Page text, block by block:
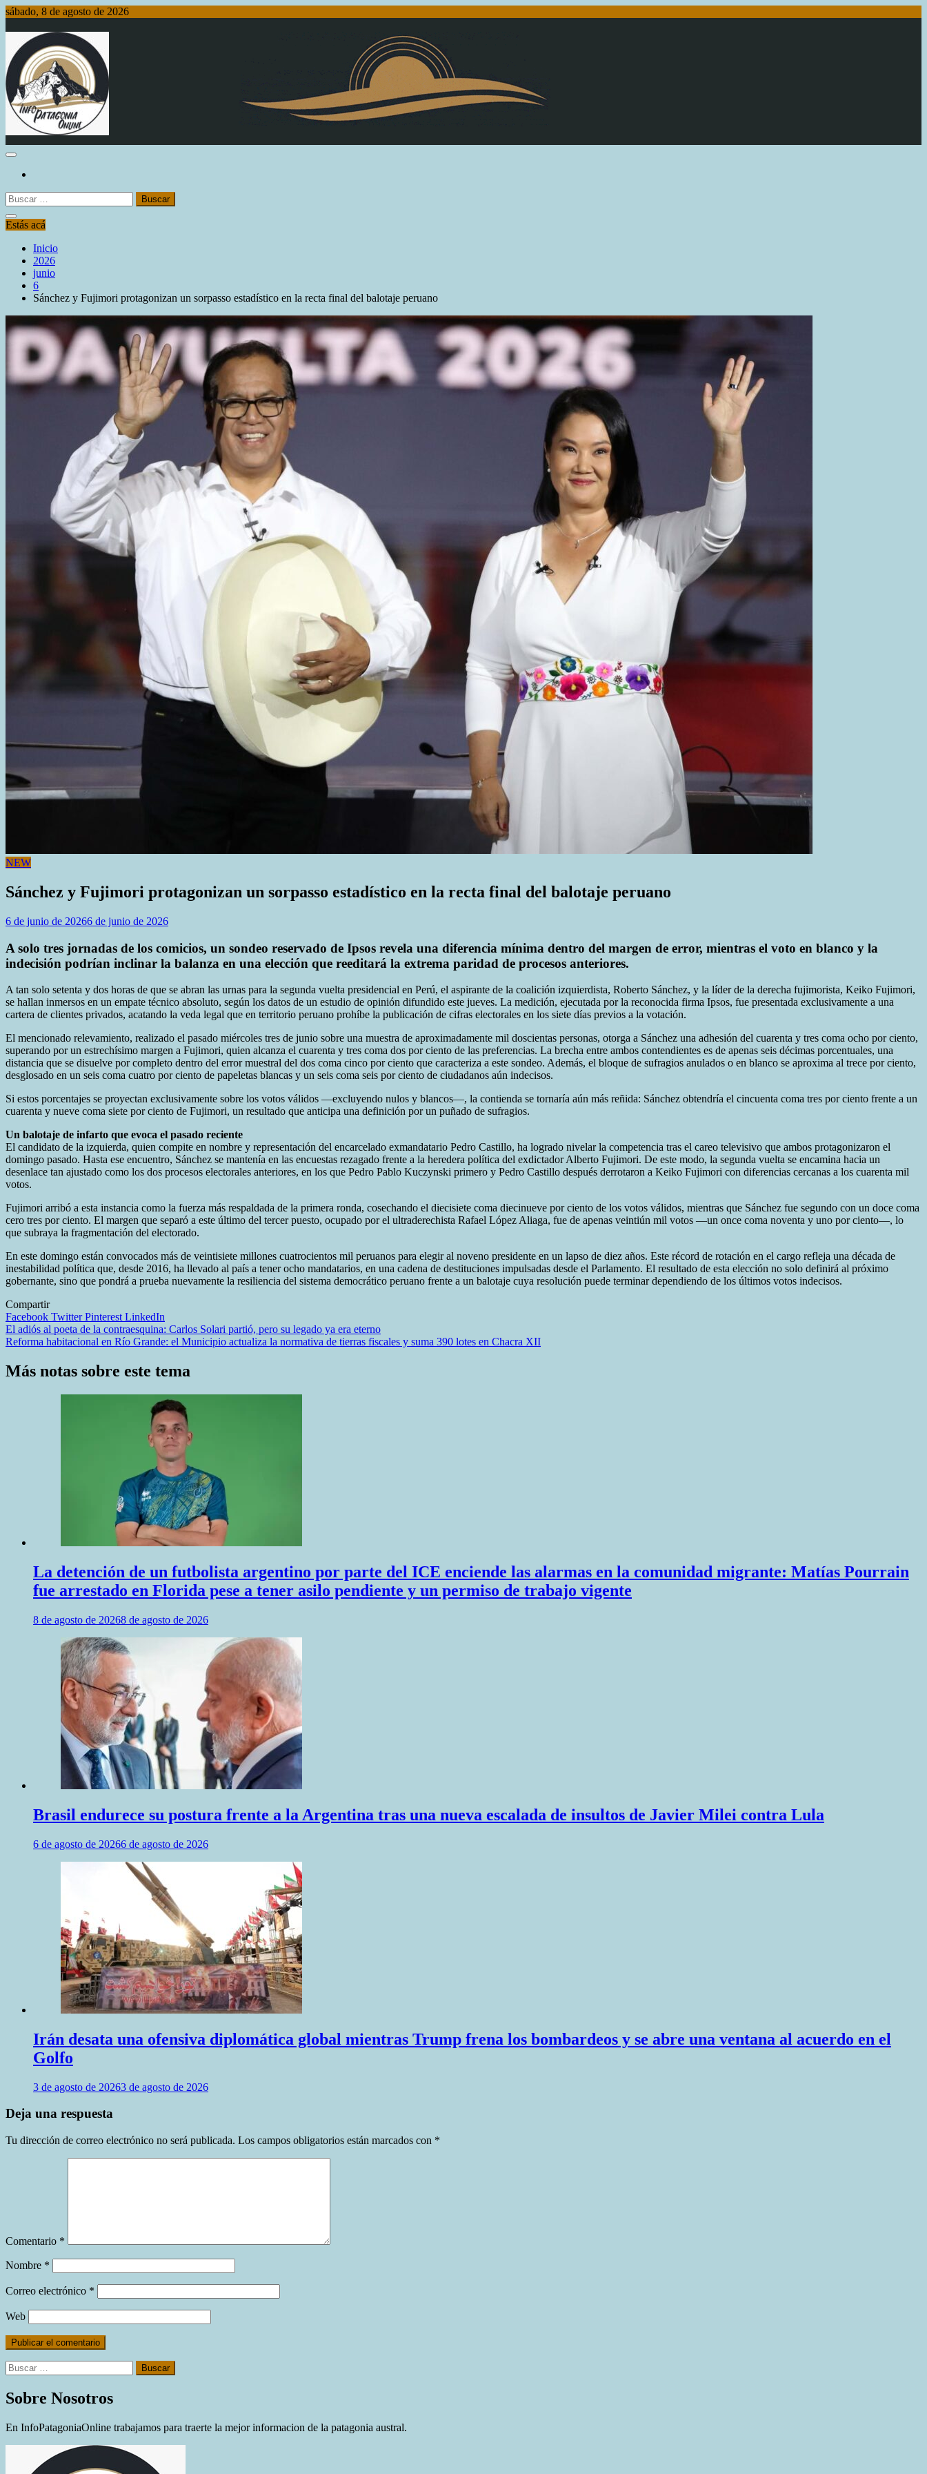
Saltar
contenido
sábado, 8 de agosto de 2026
Info Patagonia Online
Buscar:
Estás acá
Inicio
2026
junio
6
Sánchez y Fujimori protagonizan un sorpasso estadístico en la recta final del balotaje peruano
NEW
Sánchez y Fujimori protagonizan un sorpasso estadístico en la recta final del balotaje peruano
6 de junio de 20266 de junio de 2026
A solo tres jornadas de los comicios, un sondeo reservado de Ipsos revela una diferencia mínima dentro del margen de error, mientras el voto en blanco y la
indecisión podrían inclinar la balanza en una elección que reeditará la extrema paridad de procesos anteriores.
A tan solo setenta y dos horas de que se abran las urnas para la segunda vuelta presidencial en Perú, el aspirante de la coalición izquierdista, Roberto Sánchez, y la líder de la derecha fujimorista, Keiko Fujimori,
se hallan inmersos en un empate técnico absoluto, según los datos de un estudio de opinión difundido este jueves. La medición, ejecutada por la reconocida firma Ipsos, fue presentada exclusivamente a una
cartera de clientes privados, acatando la veda legal que en territorio peruano prohíbe la publicación de cifras electorales en los siete días previos a la votación.
El mencionado relevamiento, realizado el pasado miércoles tres de junio sobre una muestra de aproximadamente mil doscientas personas, otorga a Sánchez una adhesión del cuarenta y tres coma ocho por ciento,
superando por un estrechísimo margen a Fujimori, quien alcanza el cuarenta y tres coma dos por ciento de las preferencias. La brecha entre ambos contendientes es de apenas seis décimas porcentuales, una
distancia que se disuelve por completo dentro del error muestral del dos coma cinco por ciento que caracteriza a este sondeo. Además, el bloque de sufragios anulados o en blanco se aproxima al trece por ciento,
desglosado en un seis coma cuatro por ciento de papeletas blancas y un seis coma seis por ciento de ciudadanos aún indecisos.
Si estos porcentajes se proyectan exclusivamente sobre los votos válidos —excluyendo nulos y blancos—, la contienda se tornaría aún más reñida: Sánchez obtendría el cincuenta coma tres por ciento frente a un
cuarenta y nueve coma siete por ciento de Fujimori, un resultado que anticipa una definición por un puñado de sufragios.
Un balotaje de infarto que evoca el pasado reciente
El candidato de la izquierda, quien compite en nombre y representación del encarcelado exmandatario Pedro Castillo, ha logrado nivelar la competencia tras el careo televisivo que ambos protagonizaron el
domingo pasado. Hasta ese encuentro, Sánchez se mantenía en las encuestas rezagado frente a la heredera política del exdictador Alberto Fujimori. De este modo, la segunda vuelta se encamina hacia un
desenlace tan ajustado como los dos procesos electorales anteriores, en los que Pedro Pablo Kuczynski primero y Pedro Castillo después derrotaron a Keiko Fujimori con diferencias cercanas a los cuarenta mil
votos.
Fujimori arribó a esta instancia como la fuerza más respaldada de la primera ronda, cosechando el diecisiete coma diecinueve por ciento de los votos válidos, mientras que Sánchez fue segundo con un doce coma
cero tres por ciento. El margen que separó a este último del tercer puesto, ocupado por el ultraderechista Rafael López Aliaga, fue de apenas veintiún mil votos —un once coma noventa y uno por ciento—, lo
que subraya la fragmentación del electorado.
En este domingo están convocados más de veintisiete millones cuatrocientos mil peruanos para elegir al noveno presidente en un lapso de diez años. Este récord de rotación en el cargo refleja una década de
inestabilidad política que, desde 2016, ha llevado al país a tener ocho mandatarios, en una cadena de destituciones impulsadas desde el Parlamento. El resultado de esta elección no solo definirá al próximo
gobernante, sino que pondrá a prueba nuevamente la resiliencia del sistema democrático peruano frente a un balotaje cuya resolución puede terminar dependiendo de los últimos votos indecisos.
Compartir
Facebook TwitterPinterest LinkedIn
Navegación
de
entradas
El adiós al poeta de la contraesquina: Carlos Solari partió, pero su legado ya era eterno
Reforma habitacional en Río Grande: el Municipio actualiza la normativa de tierras fiscales y suma 390 lotes en Chacra XII
Más notas sobre este tema
La detención de un futbolista argentino por parte del ICE enciende las alarmas en la comunidad migrante: Matías Pourrain
fue arrestado en Florida pese a tener asilo pendiente y un permiso de trabajo vigente
8 de agosto de 20268 de agosto de 2026
Brasil endurece su postura frente a la Argentina tras una nueva escalada de insultos de Javier Milei contra Lula
6 de agosto de 20266 de agosto de 2026
Irán desata una ofensiva diplomática global mientras Trump frena los bombardeos y se abre una ventana al acuerdo en el
Golfo
3 de agosto de 20263 de agosto de 2026
Deja una respuesta
Tu dirección de correo electrónico no será publicada. Los campos obligatorios están marcados con *
Comentario *
Nombre *
Correo electrónico *
Web
Buscar:
Sobre Nosotros
En InfoPatagoniaOnline trabajamos para traerte la mejor informacion de la patagonia austral.